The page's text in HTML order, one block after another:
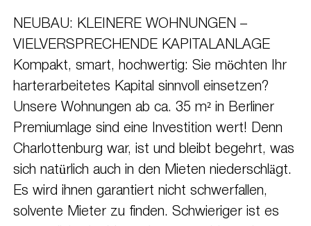
NEUBAU: KLEINERE WOHNUNGEN –
VIELVERSPRECHENDE KAPITALANLAGE
Kompakt, smart, hochwertig: Sie möchten Ihr
harterarbeitetes Kapital sinnvoll einsetzen?
Unsere Wohnungen ab ca. 35 m² in Berliner
Premiumlage sind eine Investition wert! Denn
Charlottenburg war, ist und bleibt begehrt, was
sich natürlich auch in den Mieten niederschlägt.
Es wird ihnen garantiert nicht schwerfallen,
solvente Mieter zu finden. Schwieriger ist es